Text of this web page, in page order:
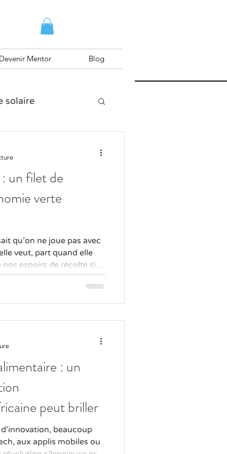
Devenir Mentor Blog
solaire
un filet de
verte
qu’on ne joue pas avec
veut, part quand elle
espoirs de récolte si
Entre
et
un champ de
pas juste un ticket de 200
: un
peut briller
beaucoup
aux applis mobiles ou